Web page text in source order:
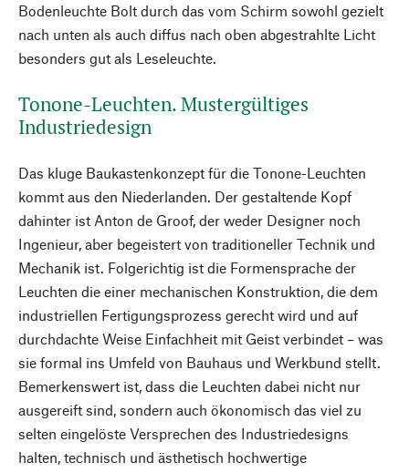
Bodenleuchte Bolt durch das vom Schirm sowohl gezielt
nach unten als auch diffus nach oben abgestrahlte Licht
besonders gut als Leseleuchte.
Tonone-Leuchten. Mustergültiges
Industriedesign
Das kluge Baukastenkonzept für die Tonone-Leuchten
kommt aus den Niederlanden. Der gestaltende Kopf
dahinter ist Anton de Groof, der weder Designer noch
Ingenieur, aber begeistert von traditioneller Technik und
Mechanik ist. Folgerichtig ist die Formensprache der
Leuchten die einer mechanischen Konstruktion, die dem
industriellen Fertigungsprozess gerecht wird und auf
durchdachte Weise Einfachheit mit Geist verbindet – was
sie formal ins Umfeld von Bauhaus und Werkbund stellt.
Bemerkenswert ist, dass die Leuchten dabei nicht nur
ausgereift sind, sondern auch ökonomisch das viel zu
selten eingelöste Versprechen des Industriedesigns
halten, technisch und ästhetisch hochwertige